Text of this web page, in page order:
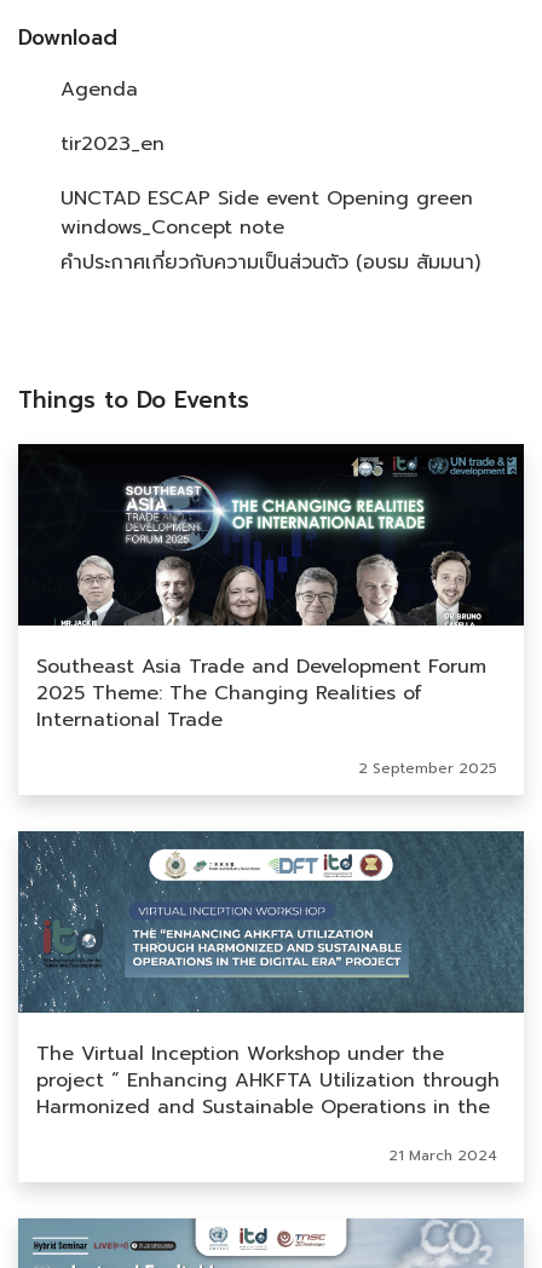
Download
Agenda
tir2023_en
UNCTAD ESCAP Side event Opening green
windows_Concept note
คำประกาศเกี่ยวกับความเป็นส่วนตัว (อบรม สัมมนา)
Things to Do Events
Southeast Asia Trade and Development Forum
2025 Theme: The Changing Realities of
International Trade
2 September 2025
The Virtual Inception Workshop under the
project “ Enhancing AHKFTA Utilization through
Harmonized and Sustainable Operations in the
21 March 2024